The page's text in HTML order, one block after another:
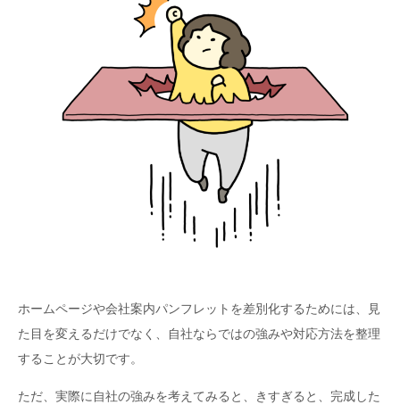
ホームページや会社案内パンフレットを差別化するためには、見
た目を変えるだけでなく、自社ならではの強みや対応方法を整理
することが大切です。
ただ、実際に自社の強みを考えてみると、きすぎると、完成した